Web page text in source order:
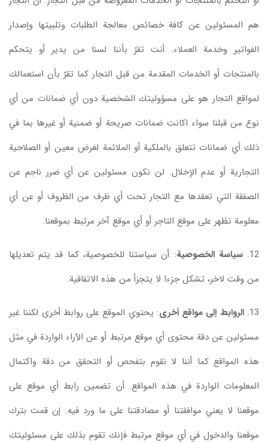
هم المسئولين عن كافة خصائص معالجة الطلبات وتلبيتها وإصدار
الفواتير وخدمة العملاء. أنت تقرّ بأننا لسنا من يدير أو يتحكم
بالمنتجات أو الخدمات المقدمة من قبل التجار كما تقرّ بأن استعمالك
لمواقع التجار هو على مسؤوليتك الشخصية دون أي ضمانات من أي
نوع من قبلنا سواء اكانت ضمانات صريحة أو ضمنية أو غيرها بما في
ذلك أي ضمانات تتعلق بالملكية أو الملائمة لغرض معين أو الصلاحية
التجارية أو عدم الإخلال. لن نكون مسئولين عن أي ضرر ناجم عن
الصفقة التي تعقدها مع التجار تحت أي ظرف من الظروف أو عن أي
معلومة تظهر على موقع التاجر أو أي موقع آخر مرتبط بموقعنا.
12. سياسة الخصوصية: أن سياستنا للخصوصية، كما قد يتم تعديلها
من وقت لاخر، تشكل جزءا لا يتجزأ من هذه الاتفاقية.
13. الروابط إلى مواقع أخرى: يحتوي الموقع على روابط أخرى لكننا غير
مسئولين عن دقة محتوى أي موقع مرتبط أو عن الآراء الواردة في مثل
هذه المواقع كما أننا لا نقوم بتفحص أو التحقق من دقة واكتمال
المعلومات الواردة في هذه المواقع. أن تضمين رابط أي موقع على
موقعنا لا يعني موافقتنا أو مصادقتنا على ما ورد فيه. إن قمت بترك
موقعنا والدخول في أي موقع مرتبط فإنك تقوم بذلك على مسئوليتك